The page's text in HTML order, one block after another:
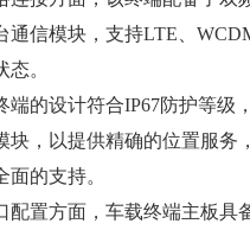
通信模块，支持LTE、
。
设计符合IP67防护等级，
块，以提供精确的位置服务
面的支持。
方面，车载终端主板具备